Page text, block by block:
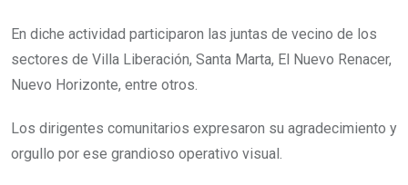
En diche actividad participaron las juntas de vecino de los
sectores de Villa Liberación, Santa Marta, El Nuevo Renacer,
Nuevo Horizonte, entre otros.
Los dirigentes comunitarios expresaron su agradecimiento y
orgullo por ese grandioso operativo visual.